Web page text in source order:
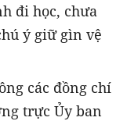
đi học, chưa
ý giữ gìn vệ
các đồng chí
trực Ủy ban